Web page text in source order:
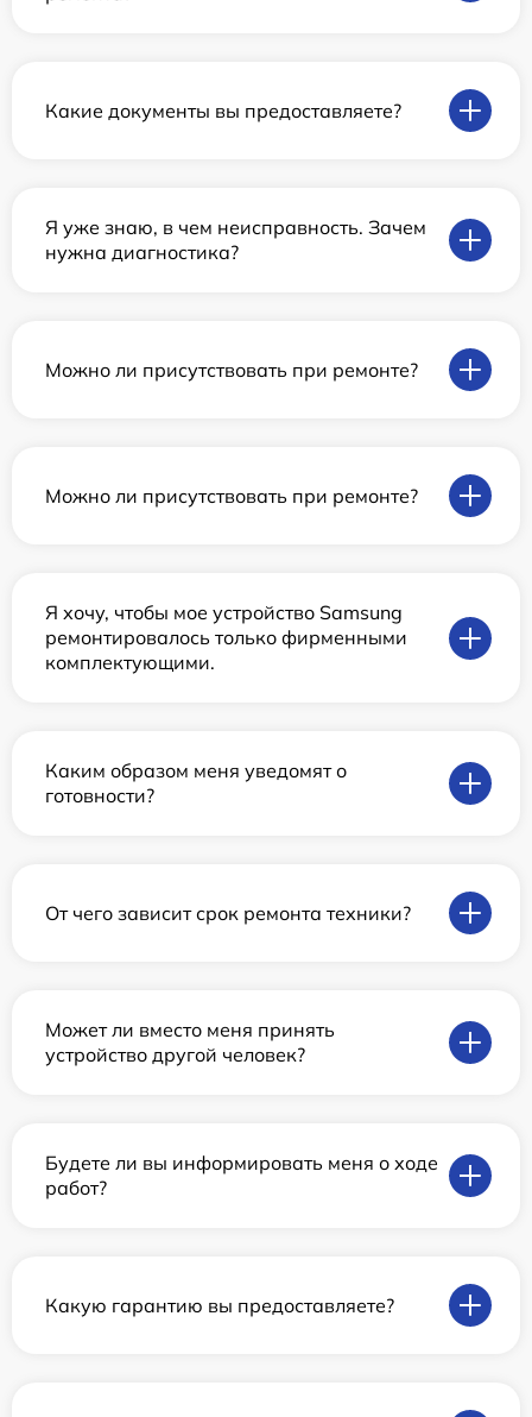
Какие документы вы предоставляете?
Я уже знаю, в чем неисправность. Зачем
нужна диагностика?
Можно ли присутствовать при ремонте?
Можно ли присутствовать при ремонте?
Я хочу, чтобы мое устройство Samsung
ремонтировалось только фирменными
комплектующими.
Каким образом меня уведомят о
готовности?
От чего зависит срок ремонта техники?
Может ли вместо меня принять
устройство другой человек?
Будете ли вы информировать меня о ходе
работ?
Какую гарантию вы предоставляете?